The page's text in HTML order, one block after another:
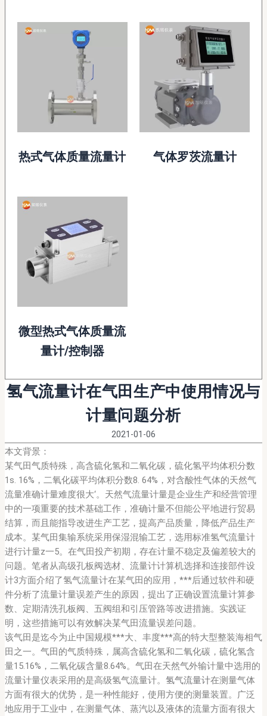
热式气体质量流量计 气体罗茨流量计
微型热式气体质量流
量计/控制器
氢气流量计在气田生产中使用情况与
计量问题分析
2021-01-06
本文背景：
某气田气质特殊，高含硫化氢和二氧化碳，硫化氢平均体积分数
1s. 16%，二氧化碳平均体积分数8. 64%，对含酸性气体的天然气
流量准确计量难度很大‘。天然气流量计量是企业生产和经营管理
中的一项重要的技术基础工作，准确计量不但能公平地进行贸易
结算，而且能指导改进生产工艺，提高产品质量，降低产品生产
成本。某气田集输系统采用保湿混输工艺，选用标准氢气流量计
进行计量z一5。在气田投产初期，存在计量不稳定及偏差较大的
问题。笔者从高级孔板阀选材、流量计计算机选择和连接部件设
计3方面介绍了氢气流量计在某气田的应用，***后通过软件和硬
件分析了流量计量误差产生的原因，提出了正确设置流量计算参
数、定期清洗孔板阀、五阀组和引压管路等改进措施。实践证
明，这些措施可以有效解决某气田流量误差问题。
该气田是迄今为止中国规模***大、丰度***高的特大型整装海相气
田之一。气田的气质特殊，属高含硫化氢和二氧化碳，硫化氢含
量15.16%，二氧化碳含量8.64%。气田在天然气外输计量中选用的
流量计量仪表采用的是高级氢气流量计。 氢气流量计在测量气体
方面有很大的优势，是一种性能好，使用方便的测量装置。广泛
地应用于工业中，在测量气体、蒸汽以及液体的流量方面有很大